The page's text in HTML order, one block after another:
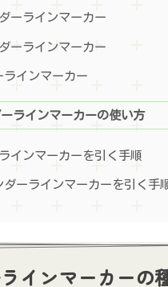
ーラインマーカー
ーラインマーカー
ラインマーカー
ラインマーカーの使い方
インマーカーを引く手順
ダーラインマーカーを引く手
インマーカーの